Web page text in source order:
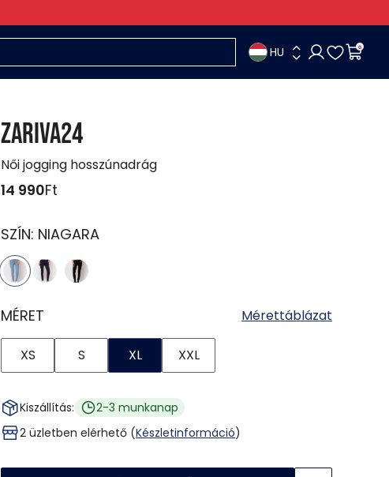
HU 0
ZARIVA24
Női jogging hosszúnadrág
14 990Ft
SZÍN: NIAGARA
MÉRET Mérettáblázat
XS S XL XXL
Kiszállítás:
2-3 munkanap
2 üzletben elérhető (Készletinformáció)